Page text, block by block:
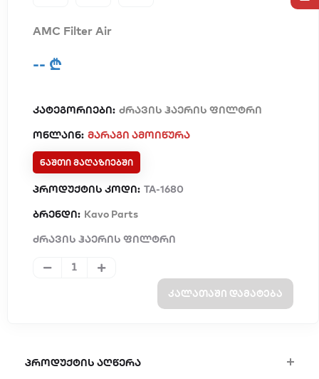
AMC Filter Air
-- ₾
კატეგორიები: ძრავის ჰაერის ფილტრი
ონლაინ: მარაგი ამოიწურა
ᲜᲐᲨᲗᲘ ᲛᲐᲦᲐᲖᲘᲔᲑᲨᲘ
პროდუქტის კოდი: TA-1680
ბრენდი: Kavo Parts
ძრავის ჰაერის ფილტრი
პროდუქტის აღწერა